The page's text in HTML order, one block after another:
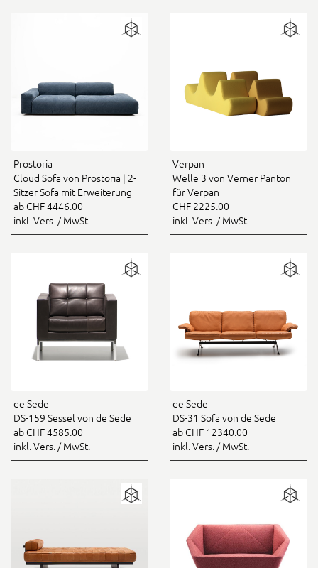
Prostoria
Cloud Sofa von Prostoria | 2-
Sitzer Sofa mit Erweiterung
ab CHF 4446.00
inkl. Vers. / MwSt.
Verpan
Welle 3 von Verner Panton
für Verpan
CHF 2225.00
inkl. Vers. / MwSt.
de Sede
DS-159 Sessel von de Sede
ab CHF 4585.00
inkl. Vers. / MwSt.
de Sede
DS-31 Sofa von de Sede
ab CHF 12340.00
inkl. Vers. / MwSt.